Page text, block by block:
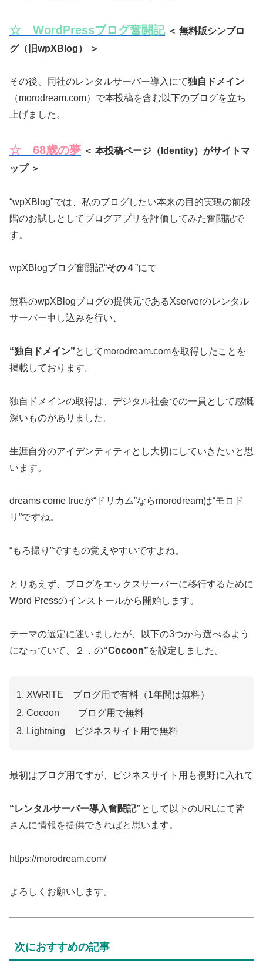
☆ WordPressブログ奮闘記 ＜ 無料版シンブロ
グ（旧wpXBlog） ＞
その後、同社のレンタルサーバー導入にて独自ドメイン
（morodream.com）で本投稿を含む以下のブログを立ち
上げました。
☆ 68歳の夢 ＜ 本投稿ページ（Identity）がサイトマ
ップ ＞
“wpXBlog”では、私のブログしたい本来の目的実現の前段
階のお試しとしてブログアプリを評価してみた奮闘記で
す。
wpXBlogブログ奮闘記“その４”にて
無料のwpXBlogブログの提供元であるXserverのレンタル
サーバー申し込みを行い、
“独自ドメイン”としてmorodream.comを取得したことを
掲載しております。
独自ドメインの取得は、デジタル社会での一員として感慨
深いものがありました。
生涯自分のアイデンティティとし大切にしていきたいと思
います。
dreams come trueが“ドリカム”ならmorodreamは“モロド
リ”ですね。
“もろ撮り”ですもの覚えやすいですよね。
とりあえず、ブログをエックスサーバーに移行するために
Word Pressのインストールから開始します。
テーマの選定に迷いましたが、以下の3つから選べるよう
になっていて、２．の“Cocoon”を設定しました。
XWRITE ブログ用で有料（1年間は無料）
Cocoon ブログ用で無料
Lightning ビジネスサイト用で無料
最初はブログ用ですが、ビジネスサイト用も視野に入れて
“レンタルサーバー導入奮闘記”として以下のURLにて皆
さんに情報を提供できればと思います。
https://morodream.com/
よろしくお願いします。
次におすすめの記事